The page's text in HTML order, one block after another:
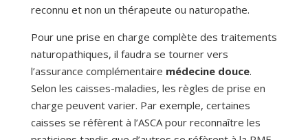
reconnu et non un thérapeute ou naturopathe.
Pour une prise en charge complète des traitements
naturopathiques, il faudra se tourner vers
l’assurance complémentaire médecine douce.
Selon les caisses-maladies, les règles de prise en
charge peuvent varier. Par exemple, certaines
caisses se réfèrent à l’ASCA pour reconnaître les